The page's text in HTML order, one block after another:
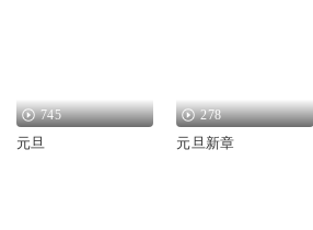
745
元旦
278
元旦新章